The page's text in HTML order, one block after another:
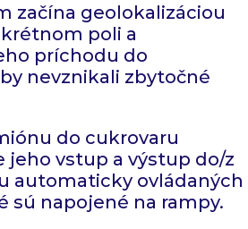
začína geolokalizáciou
poli a
príchodu do
nevznikali zbytočné
do cukrovaru
jeho vstup a výstup do/z
automaticky ovládaných
sú napojené na rampy.